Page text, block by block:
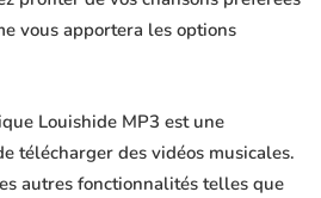
vous apportera les options
Louishide MP3 est une
télécharger des vidéos musicales.
autres fonctionnalités telles que